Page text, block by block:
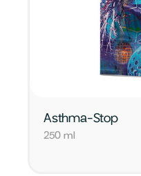
Asthma-Stop
250 ml